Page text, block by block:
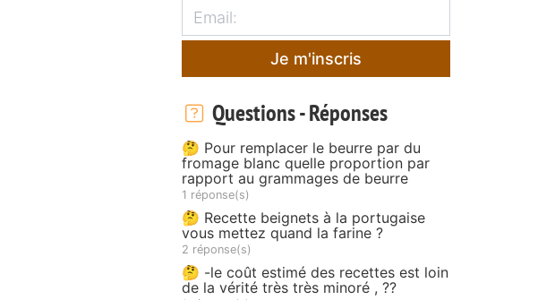
Je m'inscris
Questions - Réponses
🤔 Pour remplacer le beurre par du
fromage blanc quelle proportion par
rapport au grammages de beurre
1 réponse(s)
🤔 Recette beignets à la portugaise
vous mettez quand la farine ?
2 réponse(s)
🤔 -le coût estimé des recettes est loin
de la vérité très très minoré , ??